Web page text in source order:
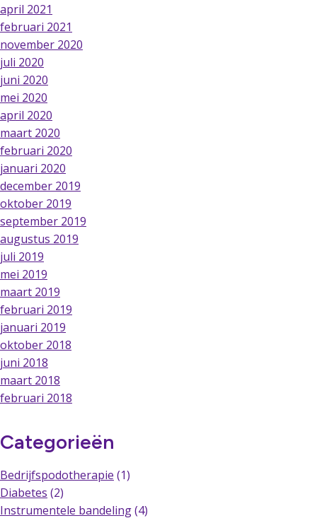
april 2021
februari 2021
november 2020
juli 2020
juni 2020
mei 2020
april 2020
maart 2020
februari 2020
januari 2020
december 2019
oktober 2019
september 2019
augustus 2019
juli 2019
mei 2019
maart 2019
februari 2019
januari 2019
oktober 2018
juni 2018
maart 2018
februari 2018
Categorieën
Bedrijfspodotherapie (1)
Diabetes (2)
Instrumentele bandeling(4)